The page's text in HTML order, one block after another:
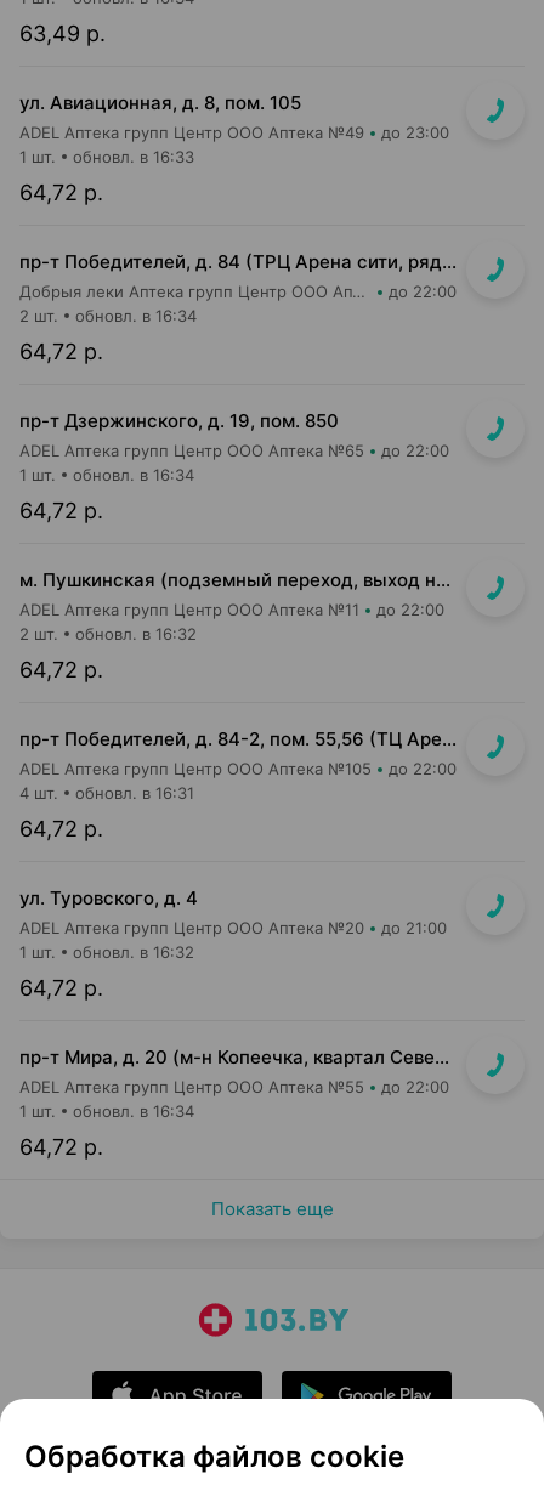
63,49 р.
ул. Авиационная, д. 8, пом. 105
ADEL Аптека групп Центр ООО Аптека №49 до 23:00
64,72 р.
1 шт. обновл. в 16:33
пр-т Победителей, д. 84 (ТРЦ Арена сити, рядом с кассами м-на Green)
Добрыя леки Аптека групп Центр ООО Аптека №72 до 22:00
64,72 р.
2 шт. обновл. в 16:34
пр-т Дзержинского, д. 19, пом. 850
ADEL Аптека групп Центр ООО Аптека №65 до 22:00
64,72 р.
1 шт. обновл. в 16:34
м. Пушкинская (подземный переход, выход на гостиницу "Орбита")
ADEL Аптека групп Центр ООО Аптека №11 до 22:00
64,72 р.
2 шт. обновл. в 16:32
пр-т Победителей, д. 84-2, пом. 55,56 (ТЦ Арена Сити, напротив центр. входа)
ADEL Аптека групп Центр ООО Аптека №105 до 22:00
64,72 р.
4 шт. обновл. в 16:31
ул. Туровского, д. 4
ADEL Аптека групп Центр ООО Аптека №20 до 21:00
64,72 р.
1 шт. обновл. в 16:32
пр-т Мира, д. 20 (м-н Копеечка, квартал Северная Европа)
ADEL Аптека групп Центр ООО Аптека №55 до 22:00
64,72 р.
1 шт. обновл. в 16:34
Показать еще
Обработка файлов cookie